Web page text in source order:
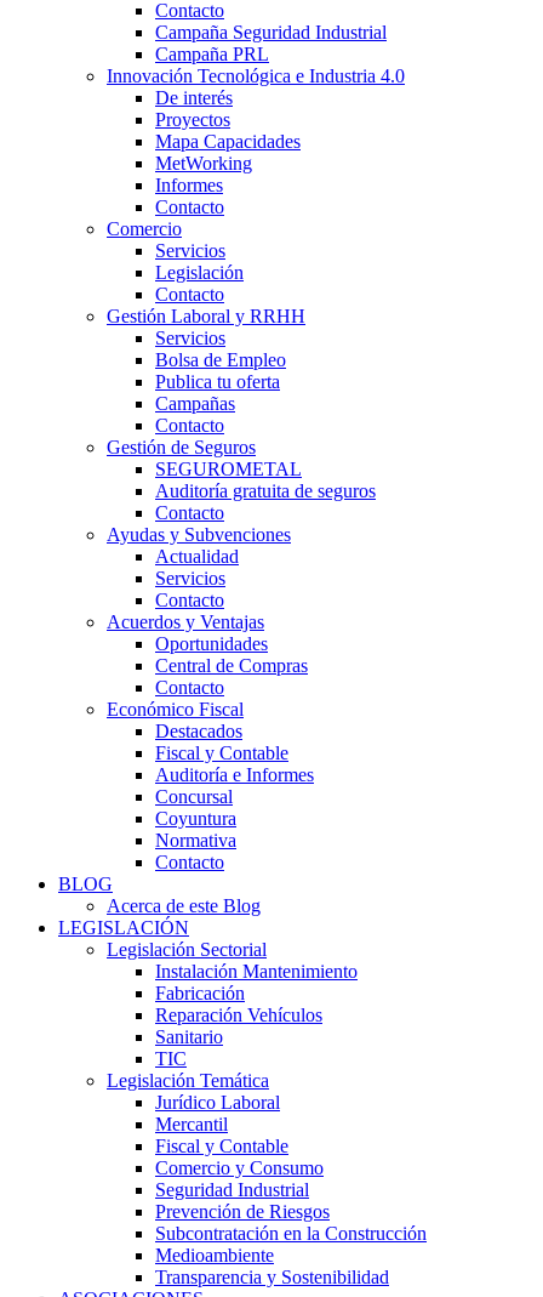
Contacto
Campaña Seguridad Industrial
Campaña PRL
Innovación Tecnológica e Industria 4.0
De interés
Proyectos
Mapa Capacidades
MetWorking
Informes
Contacto
Comercio
Servicios
Legislación
Contacto
Gestión Laboral y RRHH
Servicios
Bolsa de Empleo
Publica tu oferta
Campañas
Contacto
Gestión de Seguros
SEGUROMETAL
Auditoría gratuita de seguros
Contacto
Ayudas y Subvenciones
Actualidad
Servicios
Contacto
Acuerdos y Ventajas
Oportunidades
Central de Compras
Contacto
Económico Fiscal
Destacados
Fiscal y Contable
Auditoría e Informes
Concursal
Coyuntura
Normativa
Contacto
BLOG
Acerca de este Blog
LEGISLACIÓN
Legislación Sectorial
Instalación Mantenimiento
Fabricación
Reparación Vehículos
Sanitario
TIC
Legislación Temática
Jurídico Laboral
Mercantil
Fiscal y Contable
Comercio y Consumo
Seguridad Industrial
Prevención de Riesgos
Subcontratación en la Construcción
Medioambiente
Transparencia y Sostenibilidad